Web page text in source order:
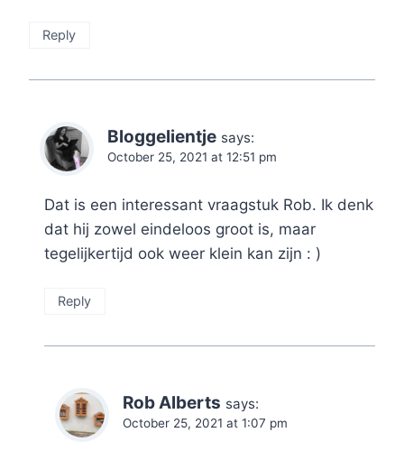
Reply
Bloggelientje says:
October 25, 2021 at 12:51 pm
Dat is een interessant vraagstuk Rob. Ik denk
dat hij zowel eindeloos groot is, maar
tegelijkertijd ook weer klein kan zijn : )
Reply
Rob Alberts says:
October 25, 2021 at 1:07 pm